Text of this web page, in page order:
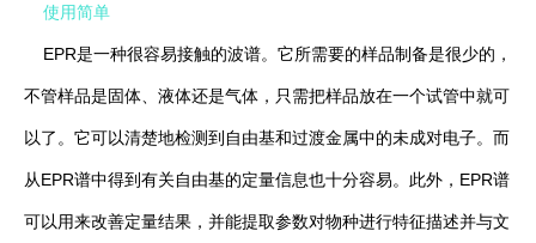
使用简单
EPR是一种很容易接触的波谱。它所需要的样品制备是很少的，
不管样品是固体、液体还是气体，只需把样品放在一个试管中就可
以了。它可以清楚地检测到自由基和过渡金属中的未成对电子。而
从EPR谱中得到有关自由基的定量信息也十分容易。此外，EPR谱
可以用来改善定量结果，并能提取参数对物种进行特征描述并与文